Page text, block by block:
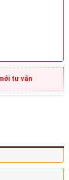
tư vấn